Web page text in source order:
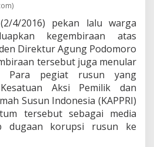
d
u
a
K
u
p
s
i
,
4/2016) pekan lalu warga
kegembiraan atas
Direktur Agung Podomoro
tersebut juga menular
Para pegiat rusun yang
Aksi Pemilik dan
Susun Indonesia (KAPPRI)
tersebut sebagai media
dugaan korupsi rusun ke